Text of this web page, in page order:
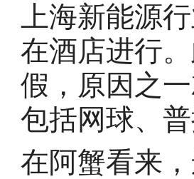
上海新能源
在酒店进行
假，原因之
包括网球、
在阿蟹看来